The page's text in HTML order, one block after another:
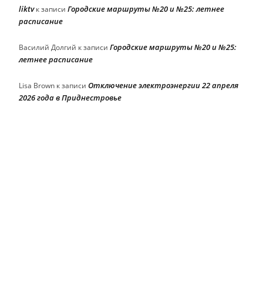
liktvк записи Городские маршруты №20 и №25: летнее
расписание
Василий Долгий к записи Городские маршруты №20 и №25:
летнее расписание
Lisa Brown к записи Отключение электроэнергии 22 апреля
2026 года в Приднестровье